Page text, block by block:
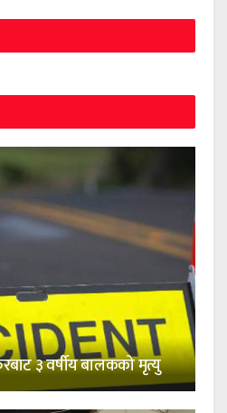
३ वर्षीय बालकको मृत्यु